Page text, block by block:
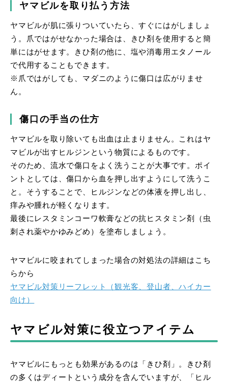
ヤマビルを取り払う方法
ヤマビルが肌に張りついていたら、すぐにはがしましょ
う。爪ではがせなかった場合は、きひ剤を使用すると簡
単にはがせます。きひ剤の他に、塩や消毒用エタノール
で代用することもできます。
※爪ではがしても、マダニのように傷口は広がりませ
ん。
傷口の手当の仕方
ヤマビルを取り除いても出血は止まりません。これはヤ
マビルが出すヒルジンという物質によるものです。
そのため、流水で傷口をよく洗うことが大事です。ポイ
ントとしては、傷口から血を押し出すようにして洗うこ
と。そうすることで、ヒルジンなどの体液を押し出し、
痒みや腫れが軽くなります。
最後にレスタミンコーワ軟膏などの抗ヒスタミン剤（虫
刺され薬やかゆみどめ）を塗布しましょう。
ヤマビルに咬まれてしまった場合の対処法の詳細はこち
らから
ヤマビル対策リーフレット（観光客、登山者、ハイカー
向け）
ヤマビル対策に役立つアイテム
ヤマビルにもっとも効果があるのは「きひ剤」。きひ剤
の多くはディートという成分を含んでいますが、「ヒル